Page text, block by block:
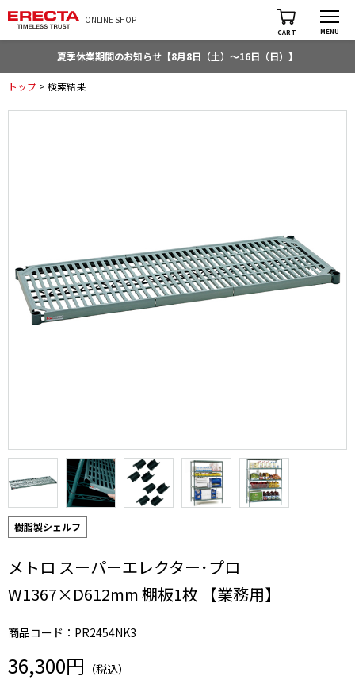
ONLINE SHOP
CART MENU
夏季休業期間のお知らせ【8月8日（土）～16日（日）】
トップ > 検索結果
樹脂製シェルフ
メトロ スーパーエレクター･プロ
W1367×D612mm 棚板1枚 【業務用】
商品コード：PR2454NK3
36,300円 （税込）